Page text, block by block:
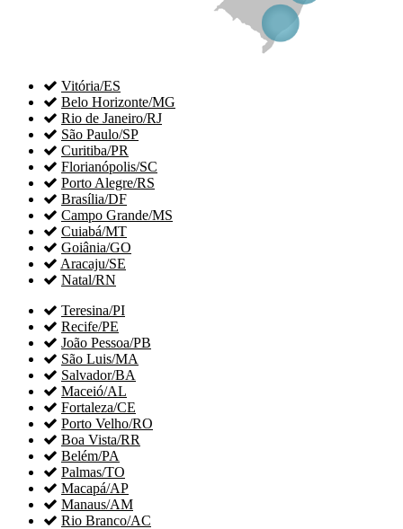
 Vitória/ES
 Belo Horizonte/MG
 Rio de Janeiro/RJ
 São Paulo/SP
 Curitiba/PR
 Florianópolis/SC
 Porto Alegre/RS
 Brasília/DF
 Campo Grande/MS
 Cuiabá/MT
 Goiânia/GO
 Aracaju/SE
 Natal/RN
 Teresina/PI
 Recife/PE
 João Pessoa/PB
 São Luis/MA
 Salvador/BA
 Maceió/AL
 Fortaleza/CE
 Porto Velho/RO
 Boa Vista/RR
 Belém/PA
 Palmas/TO
 Macapá/AP
 Manaus/AM
 Rio Branco/AC